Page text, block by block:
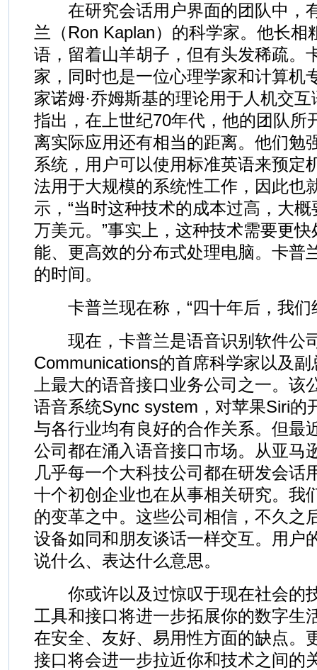
在研究会话用户界面的团队中，
兰（Ron Kaplan）的科学家。他长相
语，留着山羊胡子，但有头发稀疏。
家，同时也是一位心理学家和计算机
家诺姆·乔姆斯基的理论用于人机交
指出，在上世纪70年代，他的团队所
离实际应用还有相当的距离。他们勉
系统，用户可以使用标准英语来预定
法用于大规模的系统性工作，因此也
示，“当时这种技术的成本过高，大
万美元。”事实上，这种技术需要更
能、更高效的分布式处理电脑。卡普
的时间。
卡普兰现在称，“四十年后，我们
现在，卡普兰是语音识别软件公
Communications的首席科学家以及
上最大的语音接口业务公司之一。该
语音系统Sync system，对苹果Siri的
与各行业均有良好的合作关系。但最
公司都在涌入语音接口市场。从亚马
几乎每一个大科技公司都在研发会话
十个初创企业也在从事相关研究。我
的变革之中。这些公司相信，不久之
设备如同和朋友谈话一样交互。用户
说什么、表达什么意思。
你或许以及过惊叹于现在社会的
工具和接口将进一步拓展你的数字生
在安全、友好、易用性方面的缺点。
接口将会进一步拉近你和技术之间的